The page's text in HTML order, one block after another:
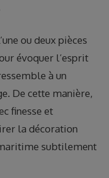
ou deux pièces
évoquer l’esprit
à un
De cette manière,
finesse et
la décoration
subtilement